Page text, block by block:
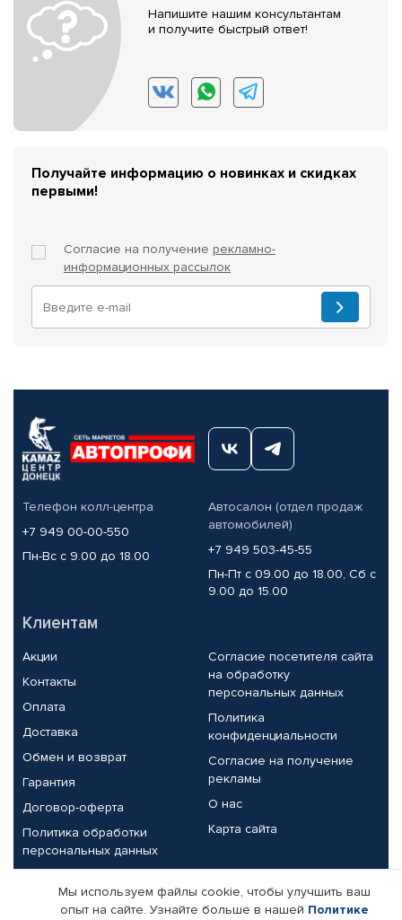
Напишите нашим консультантам
и получите быстрый ответ!
Получайте информацию о новинках и скидках
первыми!
Согласие на получение рекламно-
информационных рассылок
Телефон колл-центра
+7 949 00-00-550
Пн-Вс с 9.00 до 18.00
Автосалон (отдел продаж
автомобилей)
+7 949 503-45-55
Пн-Пт с 09.00 до 18.00, Сб с
9.00 до 15.00
Клиентам
Акции
Контакты
Оплата
Доставка
Обмен и возврат
Гарантия
Договор-оферта
Политика обработки
персональных данных
Согласие посетителя сайта
на обработку
персональных данных
Политика
конфиденциальности
Согласие на получение
рекламы
О нас
Карта сайта
Партнерам
Мы используем файлы cookie, чтобы улучшить ваш
опыт на сайте. Узнайте больше в нашей Политике